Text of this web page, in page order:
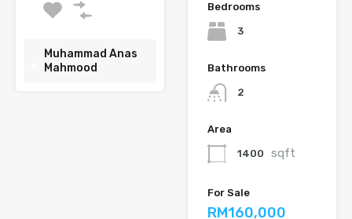
Muhammad Anas
Mahmood
Bedrooms
3
Bathrooms
2
Area
1400 sqft
For Sale
RM160,000